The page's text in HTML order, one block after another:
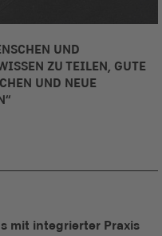
UND
ZU TEILEN, GUTE
UND NEUE
mit integrierter Praxis